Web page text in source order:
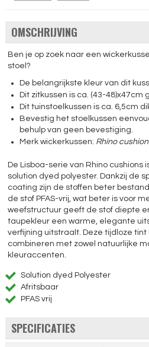
OMSCHRIJVING
Ben je op zoek naar een
stoel?
De belangrijkste kleur van dit
Dit zitkussen is ca. (43-48)x47cm
Dit tuinstoelkussen is ca. 6,5cm
Bevestig het stoelkussen
behulp van geen bevestiging.
Merk wickerkussen: Rhino
De Lisboa-serie van Rhino cushions
solution dyed polyester. Dankzij de
coating zijn de stoffen beter
de stof PFAS-vrij, wat beter is voor
weefstructuur geeft de stof diepte
taupekleur een warme, elegante
verfijning uitstraalt. Deze tijdloze
combineren met zowel natuurlijke
kleuraccenten.
Solution dyed Polyester
Afritsbaar
PFAS vrij
SPECIFICATIES